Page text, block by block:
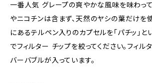
一番人気 グレープの爽やかな風味を味わっ
やニコチンは含まず、天然のヤシの葉だけを
にあるテルペン入りのカプセルを「パチッ」と
でフィルター チップを絞ってください。フィル
バーバブルが入っています。